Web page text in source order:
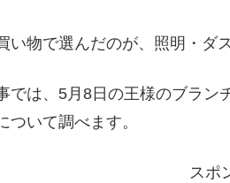
い物で選んだのが、照明・ダ
では、5月8日の王様のブラ
ついて調べます。
スポ